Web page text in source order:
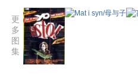
更
多
图
集